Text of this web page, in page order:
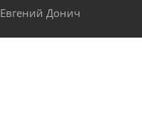
Евгений Донич